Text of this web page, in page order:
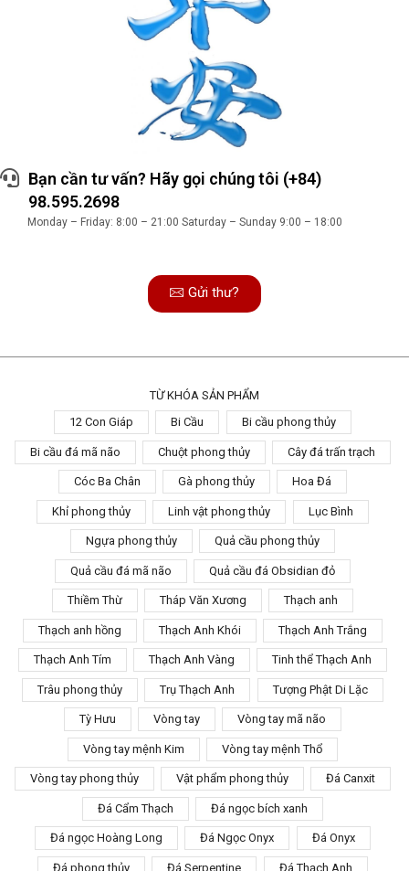
Bạn cần tư vấn? Hãy gọi chúng tôi (+84)
98.595.2698
Monday – Friday: 8:00 – 21:00 Saturday – Sunday 9:00 – 18:00
Gửi thư?
TỪ KHÓA SẢN PHẨM
12 Con Giáp
Bi Cầu Bi cầu phong thủy
Bi cầu đá mã não Chuột phong thủy Cây đá trấn trạch
Cóc Ba Chân Gà phong thủy Hoa Đá
Khỉ phong thủy Linh vật phong thủy Lục Bình
Ngựa phong thủy Quả cầu phong thủy
Quả cầu đá mã não Quả cầu đá Obsidian đỏ
Thiềm Thừ Tháp Văn Xương Thạch anh
Thạch anh hồng Thạch Anh Khói Thạch Anh Trắng
Thạch Anh Tím Thạch Anh Vàng Tinh thể Thạch Anh
Trâu phong thủy Trụ Thạch Anh Tượng Phật Di Lặc
Tỳ Hưu Vòng tay Vòng tay mã não
Vòng tay mệnh Kim Vòng tay mệnh Thổ
Vòng tay phong thủy Vật phẩm phong thủy Đá Canxit
Đá Cẩm Thạch Đá ngọc bích xanh
Đá ngọc Hoàng Long Đá Ngọc Onyx Đá Onyx
Đá phong thủy Đá Serpentine Đá Thạch Anh